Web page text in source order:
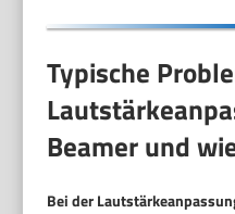
Typische
Beamer und
Bei der